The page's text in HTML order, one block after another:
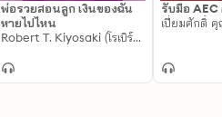
พ่อรวยสอนลูก เงินของฉัน
หายไปไหน
Robert T. Kiyosaki (โรเบิร์ต ที. คิโยซากิ)
รับมือ
เปี่ยมศักดิ์